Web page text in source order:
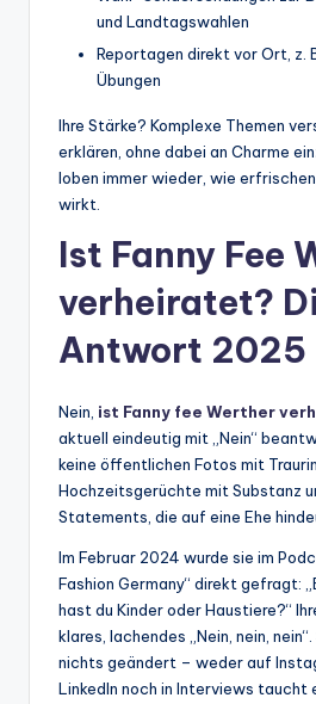
und Landtagswahlen
Reportagen direkt vor Ort, z.
Übungen
Ihre Stärke? Komplexe Themen
erklären, ohne dabei an Charme
loben immer wieder, wie
wirkt.
Ist Fanny Fee
verheiratet?
Antwort 2025
Nein, ist Fanny fee Werther
aktuell eindeutig mit „Nein“
keine öffentlichen Fotos mit
Hochzeitsgerüchte mit Substanz
Statements, die auf eine Ehe
Im Februar 2024 wurde sie im
Fashion Germany“ direkt gefragt:
hast du Kinder oder Haustiere?“
klares, lachendes „Nein, nein,
nichts geändert – weder auf
LinkedIn noch in Interviews taucht